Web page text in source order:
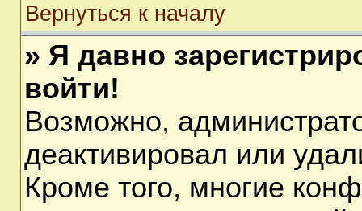
Вернуться к началу
» Я давно
войти!
Возможно,
деактивировал или
Кроме того, многие